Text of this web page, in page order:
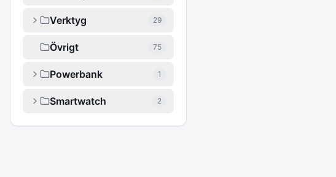
Verktyg 29
Övrigt 75
Powerbank 1
Smartwatch 2